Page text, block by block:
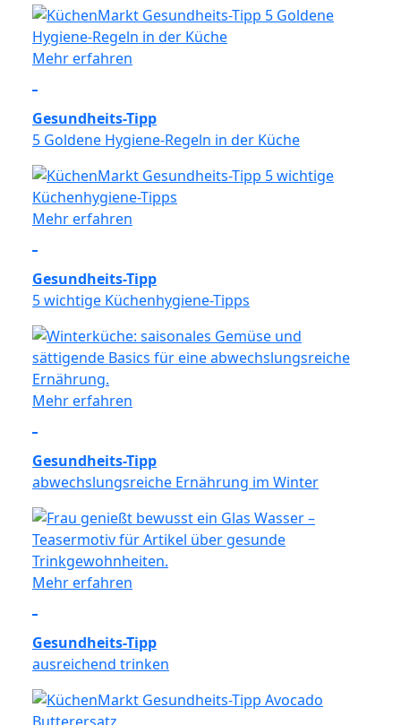
ausgewogenen Ernährung ist das Risiko sehr
gering.
Mehr erfahren
Gesundheits-Tipp
5 Goldene Hygiene-Regeln in der Küche
Mehr erfahren
Gesundheits-Tipp
5 wichtige Küchenhygiene-Tipps
Mehr erfahren
Gesundheits-Tipp
abwechslungsreiche Ernährung im Winter
Mehr erfahren
Gesundheits-Tipp
ausreichend trinken